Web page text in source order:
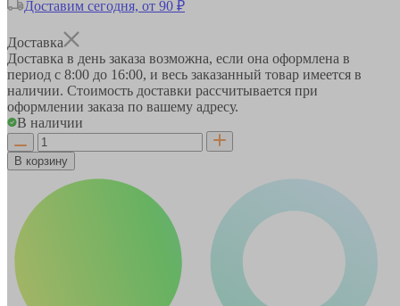
Доставим сегодня, от 90 ₽
Доставка
Доставка в день заказа возможна, если она оформлена в
период с 8:00 до 16:00, и весь заказанный товар имеется в
наличии. Стоимость доставки рассчитывается при
оформлении заказа по вашему адресу.
В наличии
В корзину